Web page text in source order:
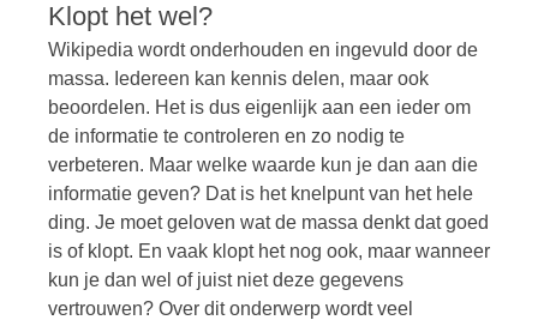
Klopt het wel?
Wikipedia wordt onderhouden en ingevuld door de
massa. Iedereen kan kennis delen, maar ook
beoordelen. Het is dus eigenlijk aan een ieder om
de informatie te controleren en zo nodig te
verbeteren. Maar welke waarde kun je dan aan die
informatie geven? Dat is het knelpunt van het hele
ding. Je moet geloven wat de massa denkt dat goed
is of klopt. En vaak klopt het nog ook, maar wanneer
kun je dan wel of juist niet deze gegevens
vertrouwen? Over dit onderwerp wordt veel